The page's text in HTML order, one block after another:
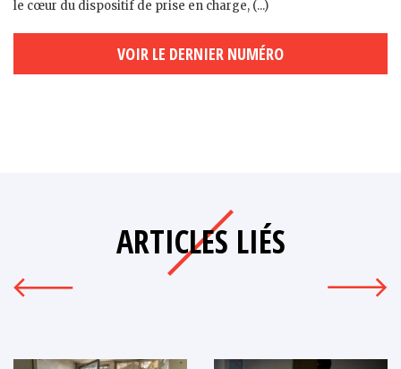
le cœur du dispositif de prise en charge, (...)
VOIR LE DERNIER NUMÉRO
ARTICLES LIÉS